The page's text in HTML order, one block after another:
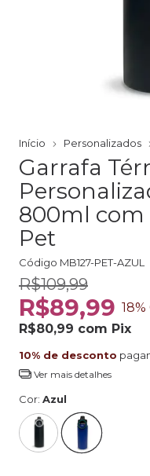
Início Personalizados
Garrafa
800ml com
Pet
Código MB127-PET-AZUL
R$109,99
R$89,99 18%
R$80,99 com Pix
10% de desconto
Ver mais detalhes
Cor: Azul